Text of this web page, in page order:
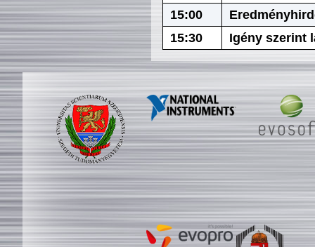
15:00
15:30
Igény szerint